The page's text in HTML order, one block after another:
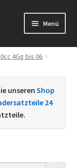
Menü
4Gg bis 06
unseren Shop
24